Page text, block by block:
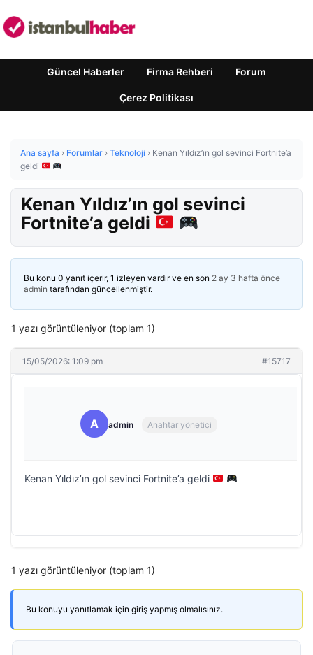
Güncel Haberler Firma Rehberi Forum
Çerez Politikası
Ana sayfa › Forumlar › Teknoloji › Kenan Yıldız’ın gol sevinci Fortnite’a
geldi
Kenan Yıldız’ın gol sevinci
Fortnite’a geldi
Bu konu 0 yanıt içerir, 1 izleyen vardır ve en son 2 ay 3 hafta önce
admin tarafından güncellenmiştir.
1 yazı görüntüleniyor (toplam 1)
15/05/2026: 1:09 pm #15717
A admin Anahtar yönetici
Kenan Yıldız’ın gol sevinci Fortnite’a geldi
1 yazı görüntüleniyor (toplam 1)
Bu konuyu yanıtlamak için giriş yapmış olmalısınız.